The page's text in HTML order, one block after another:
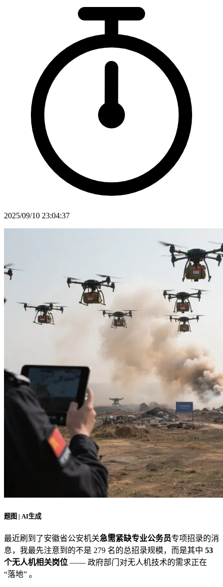
2025/09/10 23:04:37
题图 | AI生成
最近刷到了安徽省公安机关急需紧缺专业公务员专项招录的消
息，我最先注意到的不是 279 名的总招录规模，而是其中 53
个无人机相关岗位 —— 政府部门对无人机技术的需求正在
“落地” 。